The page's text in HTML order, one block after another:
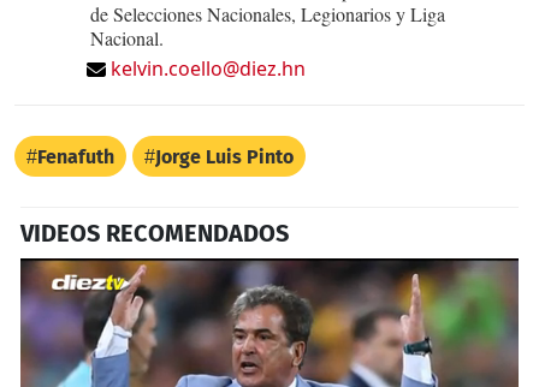
de Selecciones Nacionales, Legionarios y Liga
Nacional.
kelvin.coello@diez.hn
Fenafuth Jorge Luis Pinto
VIDEOS RECOMENDADOS